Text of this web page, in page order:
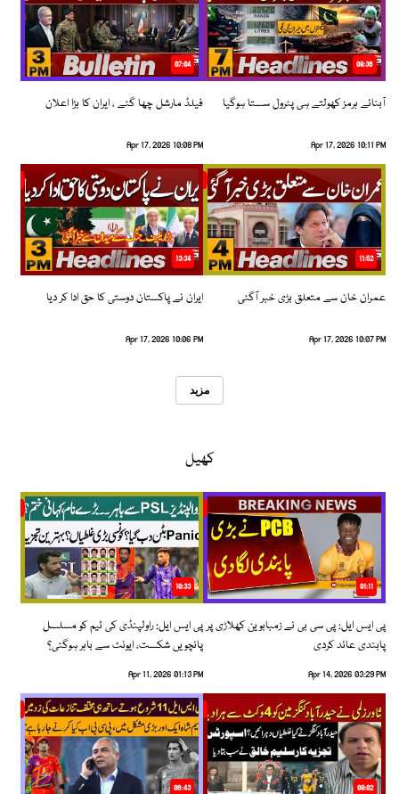
08:36
آبنائے ہرمز کھولتے ہی پٹرول سستا ہوگیا
Apr 17, 2026 10:11 PM
07:04
فیلڈ مارشل چھا گئے ، ایران کا بڑا اعلان
Apr 17, 2026 10:08 PM
11:52
عمران خان سے متعلق بڑی خبر آگئی
Apr 17, 2026 10:07 PM
13:34
ایران نے پاکستان دوستی کا حق ادا کر دیا
Apr 17, 2026 10:06 PM
مزید
کھیل
01:11
پی ایس ایل: پی سی بی نے زمبابوین کھلاڑی پر
پابندی عائد کردی
Apr 14, 2026 03:29 PM
10:33
پی ایس ایل: راولپنڈی کی ٹیم کو مسلسل
پانچویں شکست، ایونٹ سے باہر ہوگئی؟
Apr 11, 2026 01:13 PM
09:02
06:43